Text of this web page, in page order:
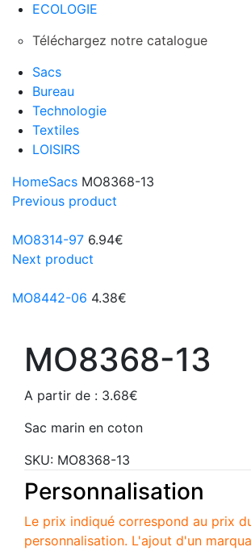
ECOLOGIE
Téléchargez notre catalogue
Sacs
Bureau
Technologie
Textiles
LOISIRS
HomeSacs MO8368-13
Previous product
MO8314-97 6.94€
Next product
MO8442-06 4.38€
MO8368-13
A partir de : 3.68€
Sac marin en coton
SKU: MO8368-13
Personnalisation
Le prix indiqué correspond au prix
personnalisation. L'ajout d'un